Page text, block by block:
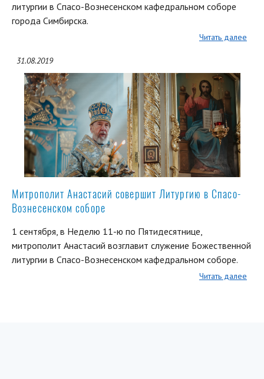
литургии в Спасо-Вознесенском кафедральном соборе
города Симбирска.
Читать далее
31.08.2019
Митрополит Анастасий совершит Литургию в Спасо-
Вознесенском соборе
1 сентября, в Неделю 11-ю по Пятидесятнице,
митрополит Анастасий возглавит служение Божественной
литургии в Спасо-Вознесенском кафедральном соборе.
Читать далее